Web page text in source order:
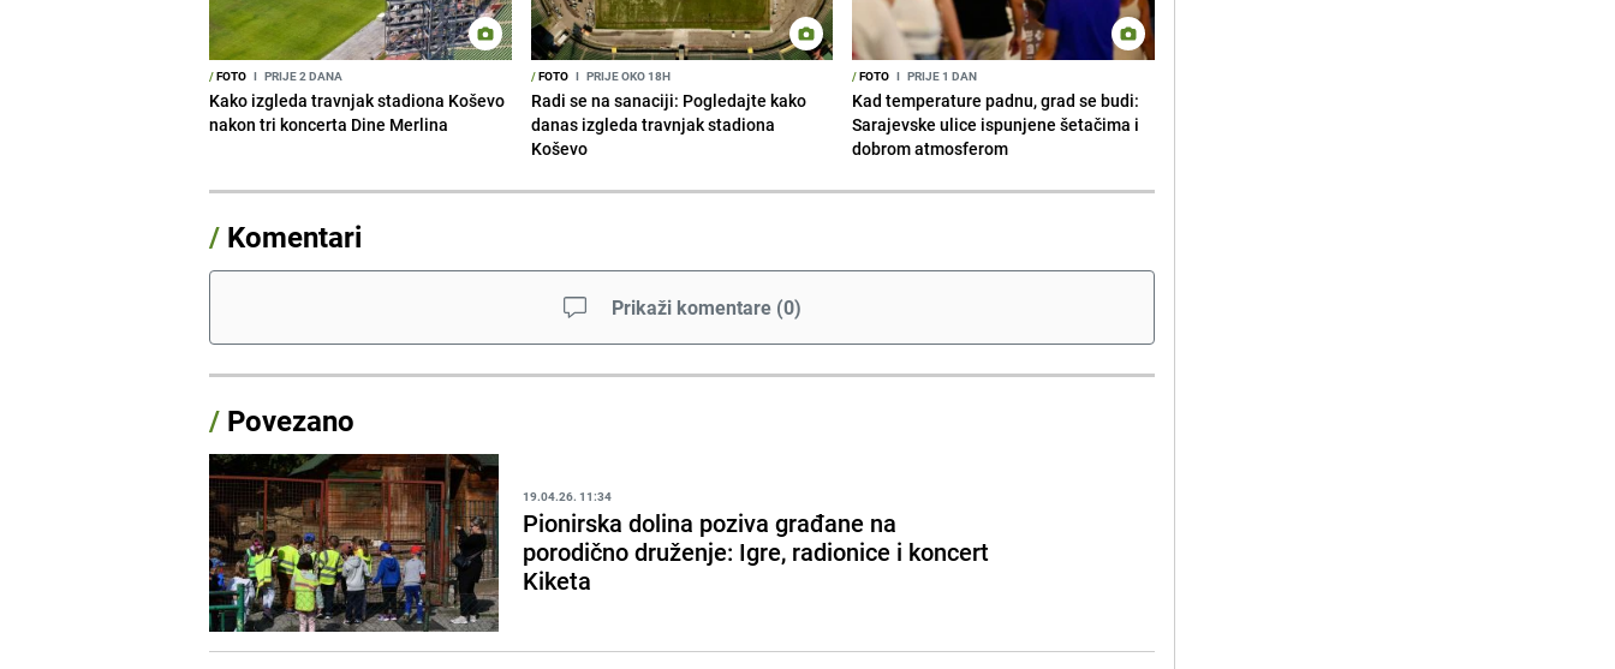
/FOTO I PRIJE 2 DANA
Kako izgleda travnjak stadiona Koševo
nakon tri koncerta Dine Merlina
/FOTO I PRIJE OKO 18H
Radi se na sanaciji: Pogledajte kako
danas izgleda travnjak stadiona
Koševo
/FOTO I PRIJE 1 DAN
Kad temperature padnu, grad se budi:
Sarajevske ulice ispunjene šetačima i
dobrom atmosferom
/ Komentari
Prikaži komentare (0)
/ Povezano
19.04.26. 11:34
Pionirska dolina poziva građane na
porodično druženje: Igre, radionice i koncert
Kiketa